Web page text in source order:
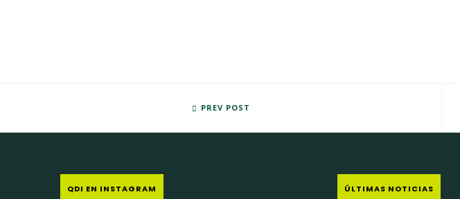
PREV POST
MARZO 2013: MARKETING ESTRATÉGICO
QDI EN INSTAGRAM ÚLTIMAS NOTICIAS